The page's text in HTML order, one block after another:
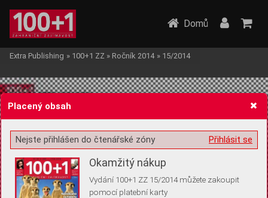
Žádost o souhlas s ukládáním volitelných informací
Domů
Extra Publishing » 100+1 ZZ » Ročník 2014 » 15/2014
Placený obsah
Přihlásit se
Nejste přihlášen do čtenářské zóny
Okamžitý nákup
Vydání 100+1 ZZ 15/2014 můžete zakoupit
pomocí platební karty